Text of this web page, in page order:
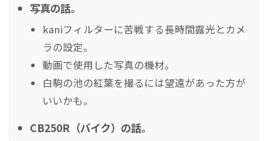
写真の話。
kaniフィルターに苦戦する長時間露光とカメ
ラの設定。
動画で使用した写真の機材。
白駒の池の紅葉を撮るには望遠があった方が
いいかも。
CB250R（バイク）の話。